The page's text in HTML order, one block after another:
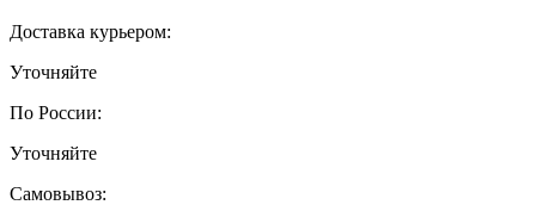
Доставка курьером:
Уточняйте
По России:
Уточняйте
Самовывоз: